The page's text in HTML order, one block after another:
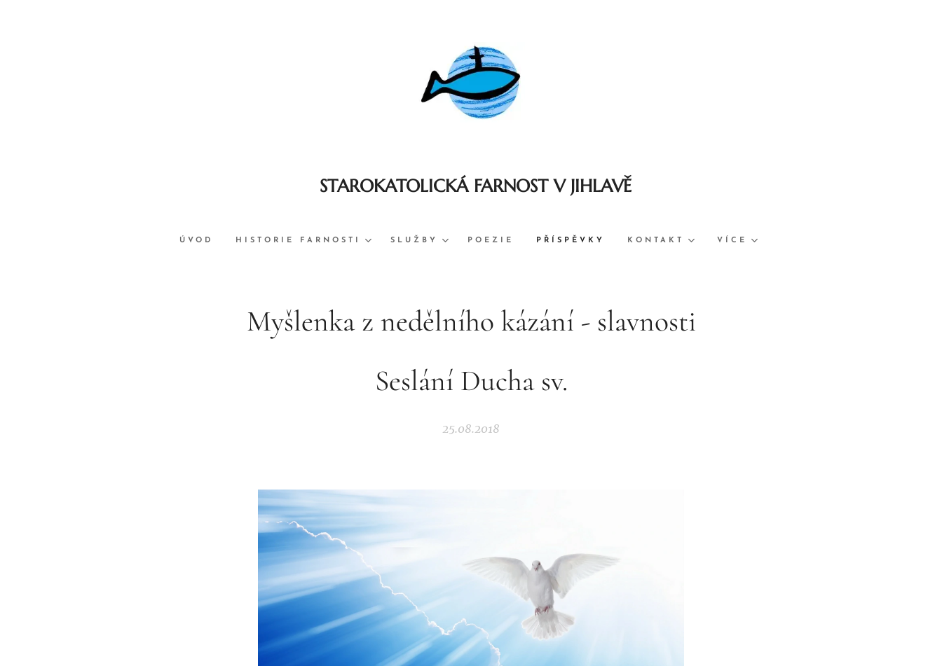
STAROKATOLICKÁ FARNOST V JIHLAVĚ
ÚVOD HISTORIE FARNOSTI SLUŽBY POEZIE PŘÍSPĚVKY KONTAKT VÍCE
Myšlenka z nedělního kázání - slavnosti
Seslání Ducha sv.
25.08.2018